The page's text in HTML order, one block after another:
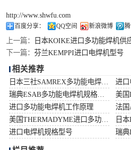
http://www.shwfu.com
百度分享： QQ空间 新浪微博
上一篇：
日本KOIKE进口多功能焊机供
下一篇： 芬兰KEMPPI进口电焊机型号
相关推荐
进口
美国
进口多功能电焊机工作原理
法
日
进口电焊机规格型号
瑞典
小池划线嘴
气体混合配比器
海宝Hypertherm
减压阀
伊萨ESAB焊条
面罩